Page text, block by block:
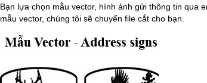
Bạn lựa chọn mẫu vector, hình ảnh gửi thông tin qua
mẫu vector, chúng tôi sẽ chuyển file cắt cho bạn.